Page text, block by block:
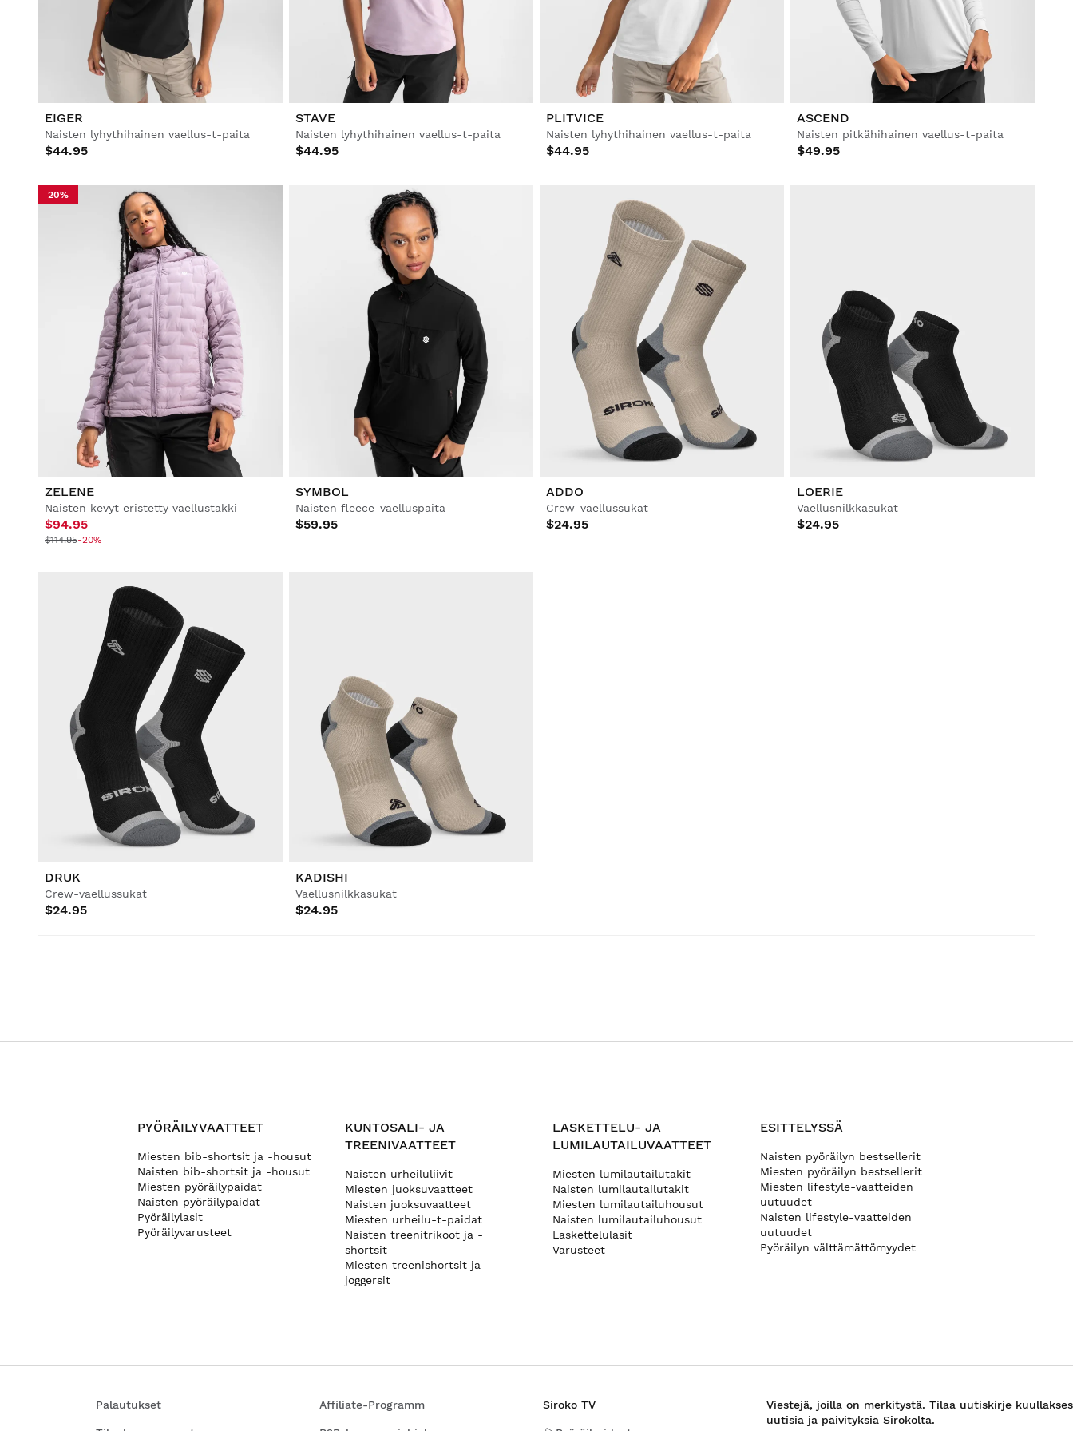
Laskettelu ja
lumilautailu
Lifestyle
Jalkapallo
Yhteistyöt
Näytä kaikki Miehet
Laskettelu ja
lumilautailu
Lifestyle
Jalkapallo
Yhteistyöt
Näytä kaikki Naiset
Jalkapallo
Näytä kaikki Lapset
EIGER
Naisten lyhythihainen vaellus-t-paita
$44.95
STAVE
Naisten lyhythihainen vaellus-t-paita
$44.95
PLITVICE
Naisten lyhythihainen vaellus-t-paita
$44.95
ASCEND
Naisten pitkähihainen vaellus-t-paita
$49.95
20%
ZELENE
Naisten kevyt eristetty vaellustakki
$94.95
$114.95-20%
SYMBOL
Naisten fleece-vaelluspaita
$59.95
ADDO
Crew-vaellussukat
$24.95
LOERIE
Vaellusnilkkasukat
$24.95
DRUK
Crew-vaellussukat
$24.95
KADISHI
Vaellusnilkkasukat
$24.95
PYÖRÄILYVAATTEET
Miesten bib-shortsit ja -housut
Naisten bib-shortsit ja -housut
Miesten pyöräilypaidat
Naisten pyöräilypaidat
Pyöräilylasit
Pyöräilyvarusteet
KUNTOSALI- JA
TREENIVAATTEET
Naisten urheiluliivit
Miesten juoksuvaatteet
Naisten juoksuvaatteet
Miesten urheilu-t-paidat
Naisten treenitrikoot ja -
shortsit
Miesten treenishortsit ja -
joggersit
LASKETTELU- JA
LUMILAUTAILUVAATTEET
Miesten lumilautailutakit
Naisten lumilautailutakit
Miesten lumilautailuhousut
Naisten lumilautailuhousut
Laskettelulasit
Varusteet
ESITTELYSSÄ
Naisten pyöräilyn bestsellerit
Miesten pyöräilyn bestsellerit
Miesten lifestyle-vaatteiden
uutuudet
Naisten lifestyle-vaatteiden
uutuudet
Pyöräilyn välttämättömyydet
Palautukset Affiliate-Programm Siroko TV
Viestejä, joilla on merkitystä. Tilaa uutiskirje
uutisia ja päivityksiä Sirokolta.